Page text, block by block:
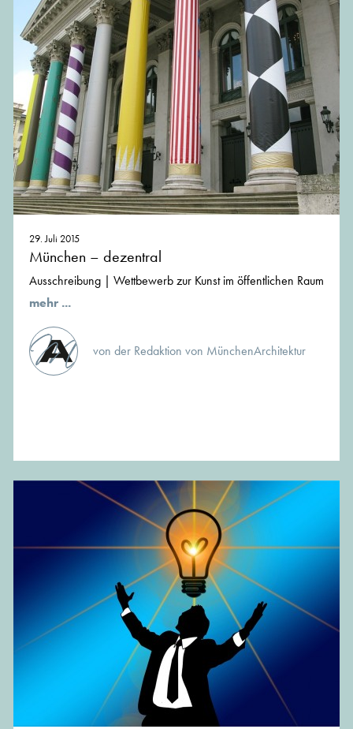
29. Juli 2015
München – dezentral
Ausschreibung | Wettbewerb zur Kunst im öffentlichen Raum
mehr ...
von der Redaktion von MünchenArchitektur